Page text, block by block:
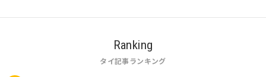
Ranking
タイ記事ランキング